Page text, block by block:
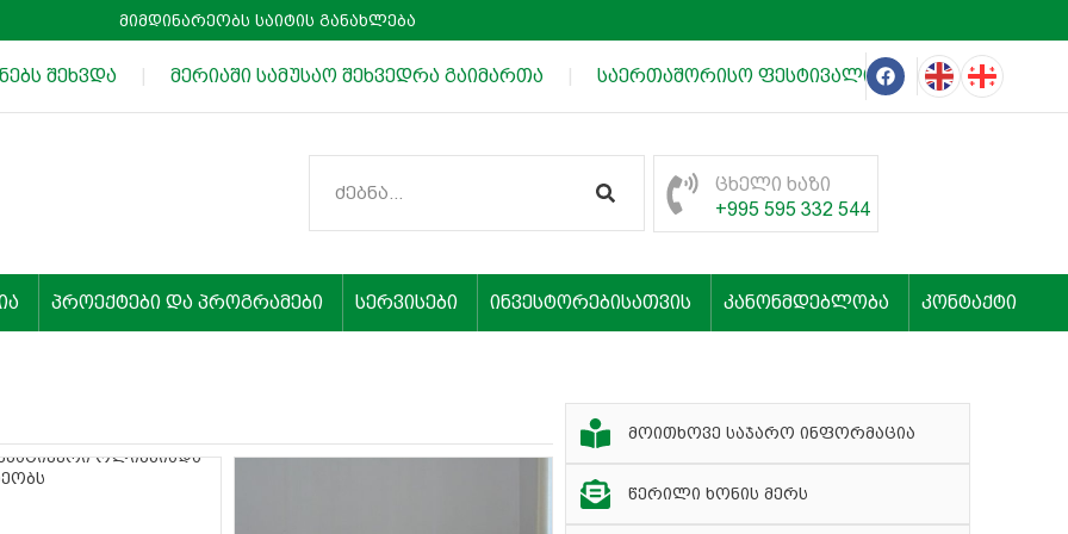
მიმდინარეობს საიტის განახლება
შეხვდა მერიაში სამუსაო შეხვედრა გაიმართა საერთაშორისო ფესტივალის „თეატრალური
ცხელი ხაზი
+995 595 332 544
პროექტები და პროგრამები სერვისები ინვესტორებისათვის კანონმდებლობა კონტაქტი
ოლიმპიადა
მოითხოვე საჯარო ინფორმაცია
წერილი ხონის მერს